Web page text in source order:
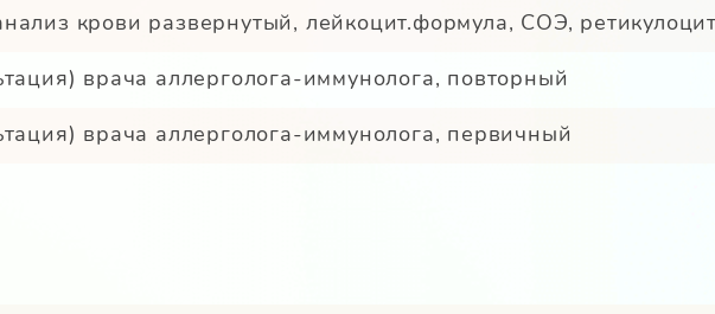
крови развернутый, лейкоцит.формула, СОЭ,
врача аллерголога-иммунолога, повторный
врача аллерголога-иммунолога, первичный